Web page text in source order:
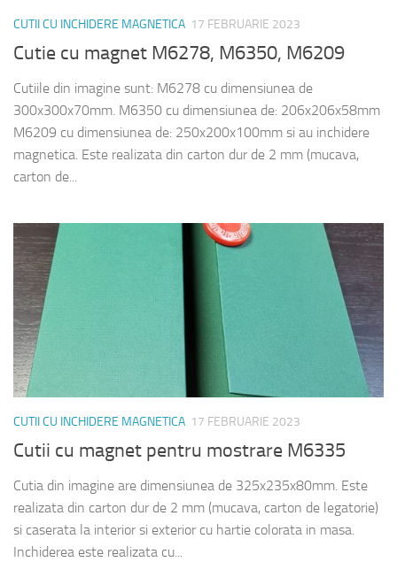
CUTII CU INCHIDERE MAGNETICA 17 FEBRUARIE 2023
Cutie cu magnet M6278, M6350, M6209
Cutiile din imagine sunt: M6278 cu dimensiunea de
300x300x70mm. M6350 cu dimensiunea de: 206x206x58mm
M6209 cu dimensiunea de: 250x200x100mm si au inchidere
magnetica. Este realizata din carton dur de 2 mm (mucava,
carton de...
CUTII CU INCHIDERE MAGNETICA 17 FEBRUARIE 2023
Cutii cu magnet pentru mostrare M6335
Cutia din imagine are dimensiunea de 325x235x80mm. Este
realizata din carton dur de 2 mm (mucava, carton de legatorie)
si caserata la interior si exterior cu hartie colorata in masa.
Inchiderea este realizata cu...